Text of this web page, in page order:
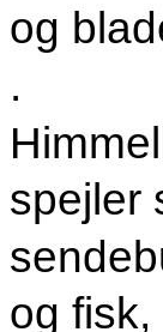
og
.
spejler
og